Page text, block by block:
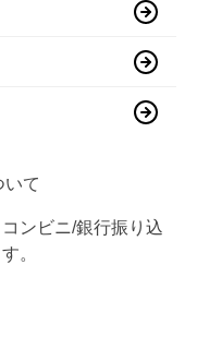
いて
ンビニ/銀行振り込
。